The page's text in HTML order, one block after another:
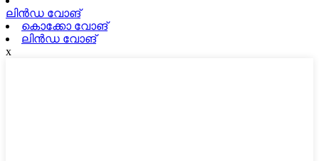
ലിൻഡ വോങ്
കൊക്കോ വോങ്
ലിൻഡ വോങ്
x